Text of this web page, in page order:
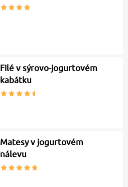
Filé v sýrovo-jogurtovém
kabátku
Matesy v jogurtovém
nálevu